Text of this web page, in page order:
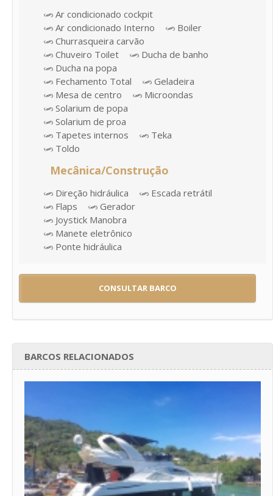
Ar condicionado cockpit
Ar condicionado Interno
Boiler
Churrasqueira carvão
Chuveiro Toilet
Ducha de banho
Ducha na popa
Fechamento Total
Geladeira
Mesa de centro
Microondas
Solarium de popa
Solarium de proa
Tapetes internos
Teka
Toldo
Mecânica/Construção
Direção hidráulica
Escada retrátil
Flaps
Gerador
Joystick Manobra
Manete eletrônico
Ponte hidráulica
CONSULTAR BARCO
BARCOS RELACIONADOS